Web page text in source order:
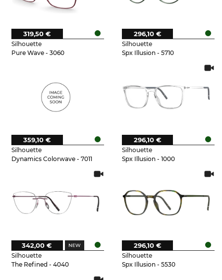
Silhouette
Pure Wave - 3060
319,50 €
Silhouette
Spx Illusion - 5710
296,10 €
Silhouette
Dynamics Colorwave - 7011
359,10 €
Silhouette
Spx Illusion - 1000
296,10 €
Silhouette
The Refined - 4040
342,00 €
Silhouette
Spx Illusion - 5530
296,10 €